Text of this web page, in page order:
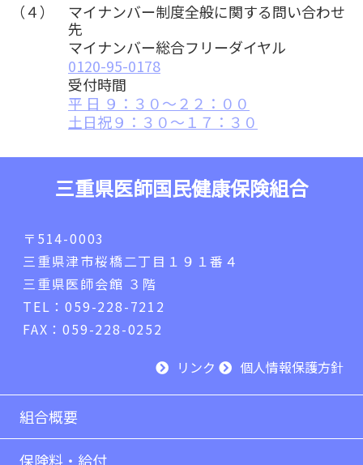
（４）
マイナンバー制度全般に関する問い合わせ
先
マイナンバー総合フリーダイヤル
0120-95-0178
受付時間
平 日 ９：３０～２２：００
土日祝９：３０～１７：３０
三重県医師国民健康保険組合
〒514-0003
三重県津市桜橋二丁目１９１番４
三重県医師会館 ３階
TEL：059-228-7212
FAX：059-228-0252
リンク
個人情報保護方針
組合概要
保険料・給付